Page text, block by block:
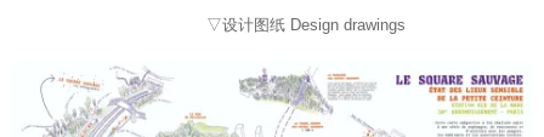
▽设计图纸 Design drawings